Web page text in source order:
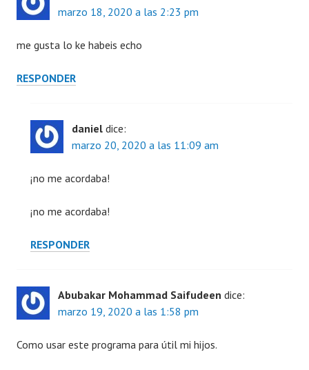
marzo 18, 2020 a las 2:23 pm
me gusta lo ke habeis echo
RESPONDER
daniel dice:
marzo 20, 2020 a las 11:09 am
¡no me acordaba!
¡no me acordaba!
RESPONDER
Abubakar Mohammad Saifudeen dice:
marzo 19, 2020 a las 1:58 pm
Como usar este programa para útil mi hijos.